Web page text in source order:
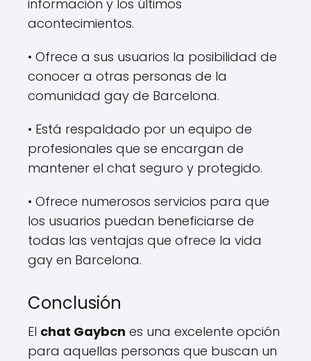
información y los últimos
acontecimientos.
• Ofrece a sus usuarios la posibilidad de
conocer a otras personas de la
comunidad gay de Barcelona.
• Está respaldado por un equipo de
profesionales que se encargan de
mantener el chat seguro y protegido.
• Ofrece numerosos servicios para que
los usuarios puedan beneficiarse de
todas las ventajas que ofrece la vida
gay en Barcelona.
Conclusión
El chat Gaybcn es una excelente opción
para aquellas personas que buscan un